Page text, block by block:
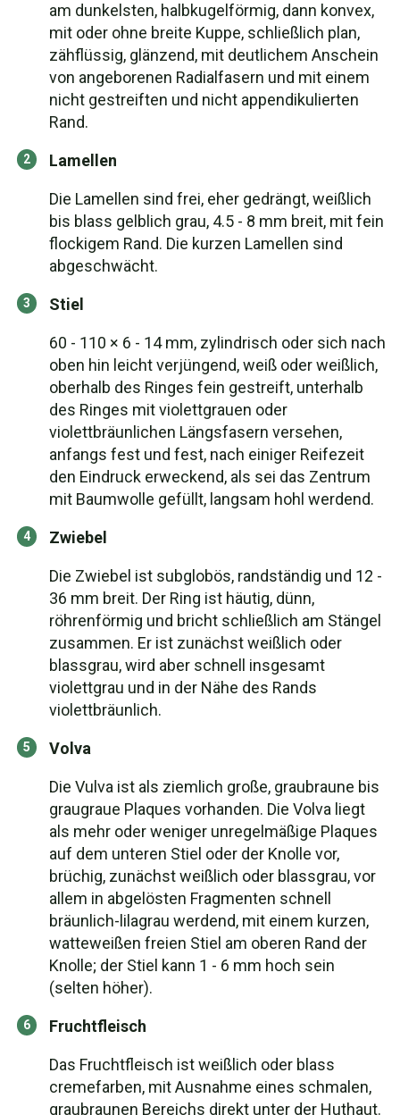
am dunkelsten, halbkugelförmig, dann konvex,
mit oder ohne breite Kuppe, schließlich plan,
zähflüssig, glänzend, mit deutlichem Anschein
von angeborenen Radialfasern und mit einem
nicht gestreiften und nicht appendikulierten
Rand.
Lamellen
Die Lamellen sind frei, eher gedrängt, weißlich
bis blass gelblich grau, 4.5 - 8 mm breit, mit fein
flockigem Rand. Die kurzen Lamellen sind
abgeschwächt.
Stiel
60 - 110 × 6 - 14 mm, zylindrisch oder sich nach
oben hin leicht verjüngend, weiß oder weißlich,
oberhalb des Ringes fein gestreift, unterhalb
des Ringes mit violettgrauen oder
violettbräunlichen Längsfasern versehen,
anfangs fest und fest, nach einiger Reifezeit
den Eindruck erweckend, als sei das Zentrum
mit Baumwolle gefüllt, langsam hohl werdend.
Zwiebel
Die Zwiebel ist subglobös, randständig und 12 -
36 mm breit. Der Ring ist häutig, dünn,
röhrenförmig und bricht schließlich am Stängel
zusammen. Er ist zunächst weißlich oder
blassgrau, wird aber schnell insgesamt
violettgrau und in der Nähe des Rands
violettbräunlich.
Volva
Die Vulva ist als ziemlich große, graubraune bis
graugraue Plaques vorhanden. Die Volva liegt
als mehr oder weniger unregelmäßige Plaques
auf dem unteren Stiel oder der Knolle vor,
brüchig, zunächst weißlich oder blassgrau, vor
allem in abgelösten Fragmenten schnell
bräunlich-lilagrau werdend, mit einem kurzen,
watteweißen freien Stiel am oberen Rand der
Knolle; der Stiel kann 1 - 6 mm hoch sein
(selten höher).
Fruchtfleisch
Das Fruchtfleisch ist weißlich oder blass
cremefarben, mit Ausnahme eines schmalen,
graubraunen Bereichs direkt unter der Huthaut.